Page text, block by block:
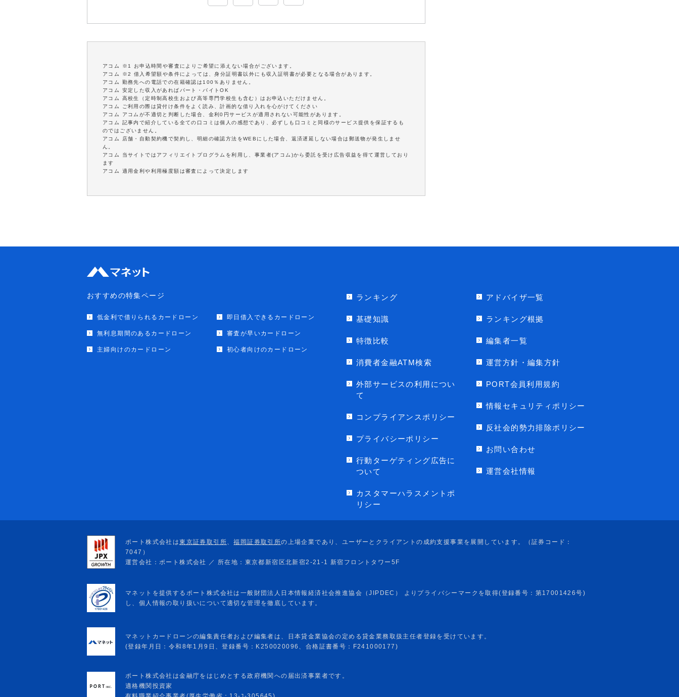
アコム ※1 お申込時間や審査によりご希望に添えない場合がございます。
アコム ※2 借入希望額や条件によっては、身分証明書以外にも収入証明書が必要となる場合があります。
アコム 勤務先への電話での在籍確認は100％ありません。
アコム 安定した収入があればパート・バイトOK
アコム 高校生（定時制高校生および高等専門学校生も含む）はお申込いただけません。
アコム ご利用の際は貸付け条件をよく読み、計画的な借り入れを心がけてください
アコム アコムが不適切と判断した場合、金利0円サービスが適用されない可能性があります。
アコム 記事内で紹介している全ての口コミは個人の感想であり、必ずしも口コミと同様のサービス提供を保証するも
のではございません。
アコム 店舗・自動契約機で契約し、明細の確認方法をWEBにした場合、返済遅延しない場合は郵送物が発生しませ
ん。
アコム 当サイトではアフィリエイトプログラムを利用し、事業者(アコム)から委託を受け広告収益を得て運営しており
ます
アコム 適用金利や利用極度額は審査によって決定します
おすすめの特集ページ
低金利で借りられるカードローン 即日借入できるカードローン
無利息期間のあるカードローン 審査が早いカードローン
主婦向けのカードローン 初心者向けのカードローン
ランキング
基礎知識
特徴比較
消費者金融ATM検索
外部サービスの利用につい
て
コンプライアンスポリシー
プライバシーポリシー
行動ターゲティング広告に
ついて
カスタマーハラスメントポ
リシー
アドバイザ一覧
ランキング根拠
編集者一覧
運営方針・編集方針
PORT会員利用規約
情報セキュリティポリシー
反社会的勢力排除ポリシー
お問い合わせ
運営会社情報
マネットカードローンの編集責任者および編集者は、日本貸金業協会の定める貸金業務取扱主任者登録を受けています。
(登録年月日：令和8年1月9日、登録番号：K250020096、合格証書番号：F241000177)
ポート株式会社は金融庁をはじめとする政府機関への届出済事業者です。
適格機関投資家